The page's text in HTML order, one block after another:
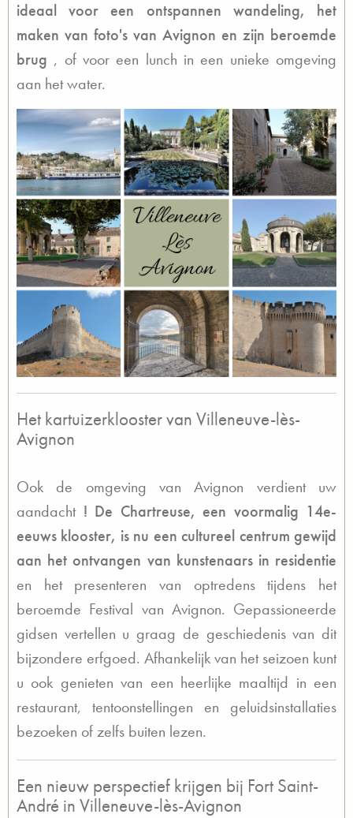
ideaal voor een ontspannen wandeling, het
maken van foto's van Avignon en zijn beroemde
brug , of voor een lunch in een unieke omgeving
aan het water.
Het kartuizerklooster van Villeneuve-lès-
Avignon
Ook de omgeving van Avignon verdient uw
aandacht ! De Chartreuse, een voormalig 14e-
eeuws klooster, is nu een cultureel centrum gewijd
aan het ontvangen van kunstenaars in residentie
en het presenteren van optredens tijdens het
beroemde Festival van Avignon. Gepassioneerde
gidsen vertellen u graag de geschiedenis van dit
bijzondere erfgoed. Afhankelijk van het seizoen kunt
u ook genieten van een heerlijke maaltijd in een
restaurant, tentoonstellingen en geluidsinstallaties
bezoeken of zelfs buiten lezen.
Een nieuw perspectief krijgen bij Fort Saint-
André in Villeneuve-lès-Avignon